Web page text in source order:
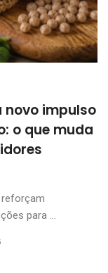
impulso
o que muda
para ...